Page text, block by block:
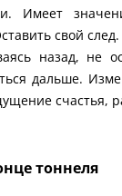
Имеет
свой след.
назад, не
дальше.
счастья,
тоннеля